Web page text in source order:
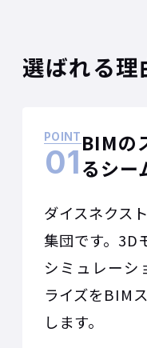
選ばれる理
POINT
01
BIMの
るシー
ダイスネクス
集団です。3D
シミュレーシ
ライズをBIM
します。